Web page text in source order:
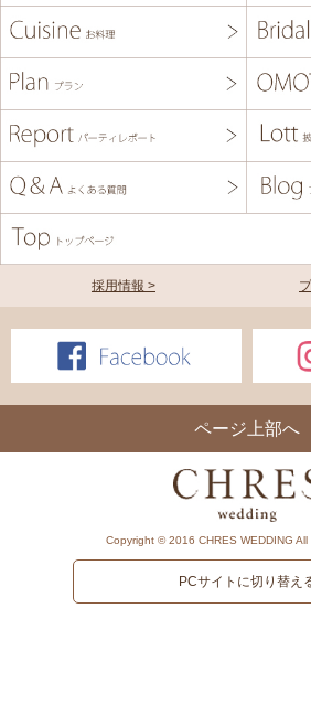
採用情報 >
ページ上部へ
Copyright © 2016 CHRES WEDDING All
PCサイトに切り替え